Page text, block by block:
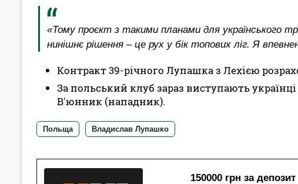
«Тому проєкт з такими планами для українського
нинішнє рішення – це рух у бік топових ліг. Я
Контракт 39-річного Лупашка з Лехією
За польський клуб зараз виступають
В'юнник (нападник).
Польща Владислав Лупашко
150000 грн за депозит